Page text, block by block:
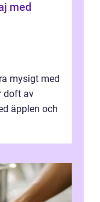
med
mysigt med
doft av
äpplen och